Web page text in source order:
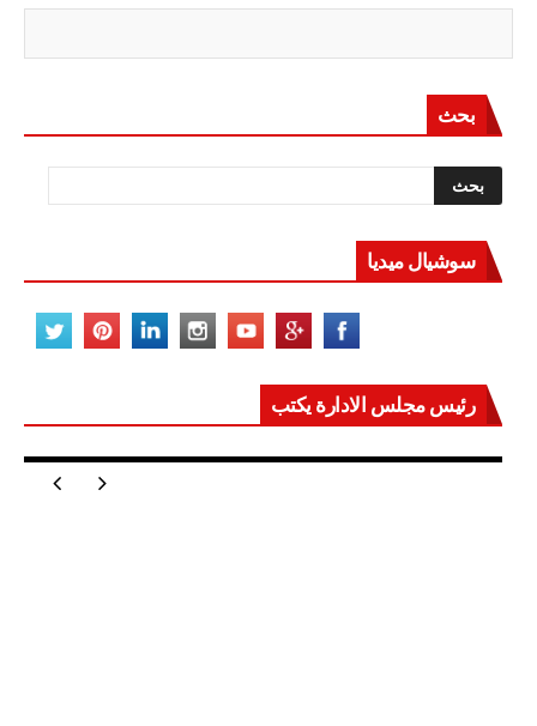
بحث
سوشيال ميديا
رئيس مجلس الادارة يكتب
مصر تعيد للعالم اتزانه